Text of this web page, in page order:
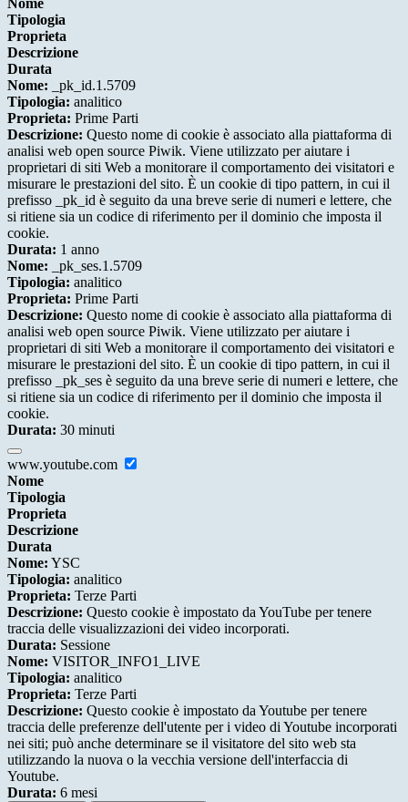
Nome
Tipologia
Proprieta
Descrizione
Durata
Nome: _pk_id.1.5709
Tipologia: analitico
Proprieta: Prime Parti
Descrizione: Questo nome di cookie è associato alla piattaforma di
analisi web open source Piwik. Viene utilizzato per aiutare i
proprietari di siti Web a monitorare il comportamento dei visitatori e
misurare le prestazioni del sito. È un cookie di tipo pattern, in cui il
prefisso _pk_id è seguito da una breve serie di numeri e lettere, che
si ritiene sia un codice di riferimento per il dominio che imposta il
cookie.
Durata: 1 anno
Nome: _pk_ses.1.5709
Tipologia: analitico
Proprieta: Prime Parti
Descrizione: Questo nome di cookie è associato alla piattaforma di
analisi web open source Piwik. Viene utilizzato per aiutare i
proprietari di siti Web a monitorare il comportamento dei visitatori e
misurare le prestazioni del sito. È un cookie di tipo pattern, in cui il
prefisso _pk_ses è seguito da una breve serie di numeri e lettere, che
si ritiene sia un codice di riferimento per il dominio che imposta il
cookie.
Durata: 30 minuti
www.youtube.com
Nome
Tipologia
Proprieta
Descrizione
Durata
Nome: YSC
Tipologia: analitico
Proprieta: Terze Parti
Descrizione: Questo cookie è impostato da YouTube per tenere
traccia delle visualizzazioni dei video incorporati.
Durata: Sessione
Nome: VISITOR_INFO1_LIVE
Tipologia: analitico
Proprieta: Terze Parti
Descrizione: Questo cookie è impostato da Youtube per tenere
traccia delle preferenze dell'utente per i video di Youtube incorporati
nei siti; può anche determinare se il visitatore del sito web sta
utilizzando la nuova o la vecchia versione dell'interfaccia di
Youtube.
Durata: 6 mesi